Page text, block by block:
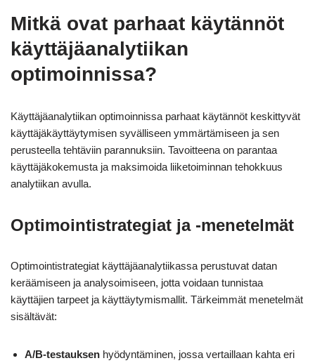
Mitkä ovat parhaat käytännöt
käyttäjäanalytiikan
optimoinnissa?
Käyttäjäanalytiikan optimoinnissa parhaat käytännöt keskittyvät
käyttäjäkäyttäytymisen syvälliseen ymmärtämiseen ja sen
perusteella tehtäviin parannuksiin. Tavoitteena on parantaa
käyttäjäkokemusta ja maksimoida liiketoiminnan tehokkuus
analytiikan avulla.
Optimointistrategiat ja -menetelmät
Optimointistrategiat käyttäjäanalytiikassa perustuvat datan
keräämiseen ja analysoimiseen, jotta voidaan tunnistaa
käyttäjien tarpeet ja käyttäytymismallit. Tärkeimmät menetelmät
sisältävät:
A/B-testauksen hyödyntäminen, jossa vertaillaan kahta eri